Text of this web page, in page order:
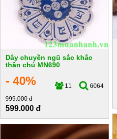
Dây chuyền ngũ sắc khắc
thần chú MN690
- 40% 11
6064
999.000 đ
599.000 đ